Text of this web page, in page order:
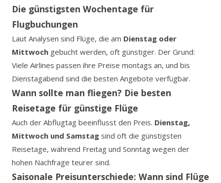
Die günstigsten Wochentage für
Flugbuchungen
Laut Analysen sind Flüge, die am Dienstag oder
Mittwoch gebucht werden, oft günstiger. Der Grund:
Viele Airlines passen ihre Preise montags an, und bis
Dienstagabend sind die besten Angebote verfügbar.
Wann sollte man fliegen? Die besten
Reisetage für günstige Flüge
Auch der Abflugtag beeinflusst den Preis. Dienstag,
Mittwoch und Samstag sind oft die günstigsten
Reisetage, während Freitag und Sonntag wegen der
hohen Nachfrage teurer sind.
Saisonale Preisunterschiede: Wann sind Flüge